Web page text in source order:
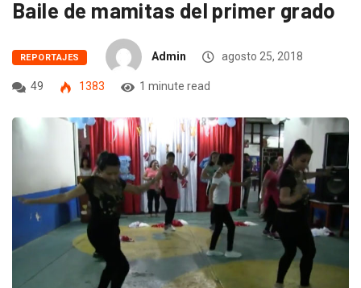
Baile de mamitas del primer grado
REPORTAJES Admin agosto 25, 2018
49 1383 1 minute read